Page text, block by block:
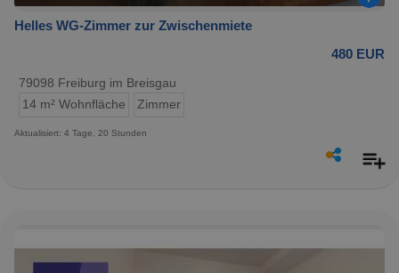
Helles WG-Zimmer zur Zwischenmiete
480 EUR
79098 Freiburg im Breisgau
14 m² Wohnfläche
Zimmer
Aktualisiert: 4 Tage, 20 Stunden